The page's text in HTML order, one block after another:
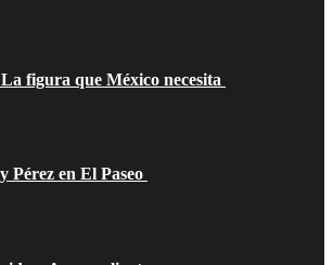
figura que México necesita
Pérez en El Paseo